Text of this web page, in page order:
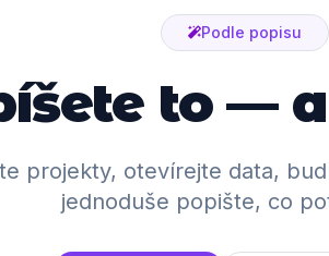
Podle popisu
to —
projekty, otevírejte data,
jednoduše popište, co